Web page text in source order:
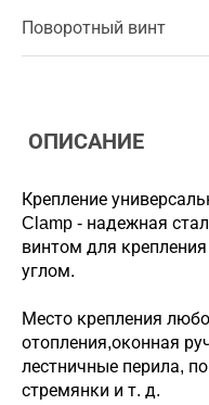
Поворотный винт
ОПИСАНИЕ
Крепление
Clamp - надежная
винтом для
углом.
Место крепления
отопления,оконная
лестничные перила,
стремянки и т. д.